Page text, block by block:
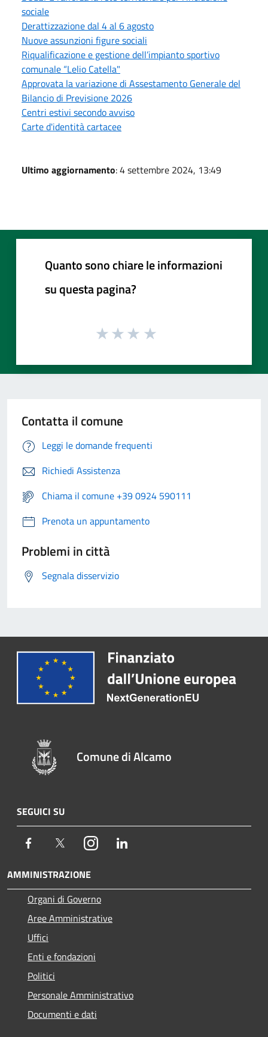
sociale
Derattizzazione dal 4 al 6 agosto
Nuove assunzioni figure sociali
Riqualificazione e gestione dell’impianto sportivo
comunale “Lelio Catella"
Approvata la variazione di Assestamento Generale del
Bilancio di Previsione 2026
Centri estivi secondo avviso
Carte d'identità cartacee
Ultimo aggiornamento: 4 settembre 2024, 13:49
Quanto sono chiare le informazioni
su questa pagina?
Contatta il comune
Leggi le domande frequenti
Richiedi Assistenza
Chiama il comune +39 0924 590111
Prenota un appuntamento
Problemi in città
Segnala disservizio
Comune di Alcamo
SEGUICI SU
Facebook TwitterInstagram
AMMINISTRAZIONE
Organi di Governo
Aree Amministrative
Uffici
Enti e fondazioni
Politici
Personale Amministrativo
Documenti e dati